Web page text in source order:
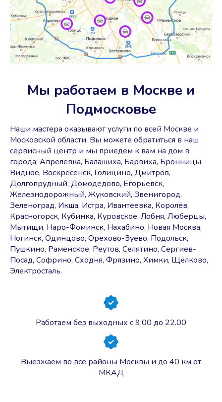
Мы работаем в Москве и
Подмосковье
Наши мастера оказывают услуги по всей Москве и
Московской области. Вы можете обратиться в наш
сервисный центр и мы приедем к вам на дом в
города: Апрелевка, Балашиха, Барвиха, Бронницы,
Видное, Воскресенск, Голицино, Дмитров,
Долгопрудный, Домодедово, Егорьевск,
Железнодорожный, Жуковский, Звенигород,
Зеленоград, Икша, Истра, Ивантеевка, Королёв,
Красногорск, Кубинка, Куровское, Лобня, Люберцы,
Мытищи, Наро-Фоминск, Нахабино, Новая Москва,
Ногинск, Одинцово, Орехово-Зуево, Подольск,
Пушкино, Раменское, Реутов, Селятино, Сергиев-
Посад, Софрино, Сходня, Фрязино, Химки, Щелково,
Электросталь.
Работаем без выходных с 9.00 до 22.00
Выезжаем во все районы Москвы и до 40 км от
МКАД